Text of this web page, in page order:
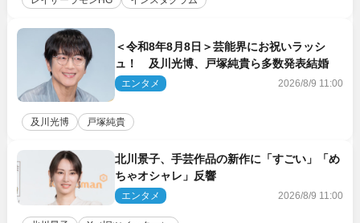
＜令和8年8月8日＞芸能界にお祝いラッシ
ュ！ 及川光博、戸塚純貴ら多数発表結婚
エンタメ 2026/8/9 11:00
及川光博 戸塚純貴
北川景子、手芸作品の新作に「すごい」「め
ちゃオシャレ」反響
エンタメ 2026/8/9 11:00